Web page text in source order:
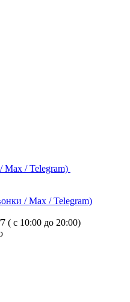
Max / Telegram)
/ Max / Telegram)
( с 10:00 до 20:00)